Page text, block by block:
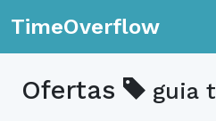
TimeOverflow
Ofertas guia